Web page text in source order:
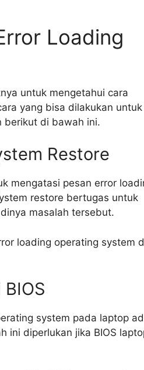
Loading
untuk mengetahui cara
yang bisa dilakukan untuk
berikut di bawah ini.
Restore
mengatasi pesan error
restore bertugas untuk
masalah tersebut.
loading operating system
system pada laptop
ini diperlukan jika BIOS